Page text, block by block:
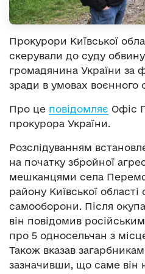
Прокурори Київської
скерували до суду
громадянина України за
зради в умовах воєнного
Про це повідомляє Офіс
прокурора України.
Розслідуванням
на початку збройної
мешканцями села
району Київської області
самооборони. Після
він повідомив
про 5 односельчан з
Також вказав
зазначивши, що саме він